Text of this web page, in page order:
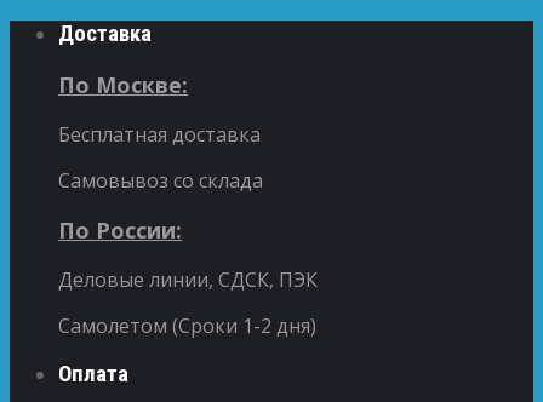
Доставка
По Москве:
Бесплатная доставка
Самовывоз со склада
По России:
Деловые линии, СДСК, ПЭК
Самолетом (Сроки 1-2 дня)
Оплата